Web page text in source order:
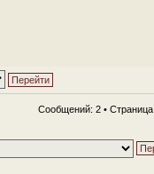
Сообщений: 2 • Страница